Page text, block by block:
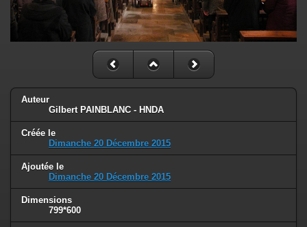
Auteur
Gilbert PAINBLANC - HNDA
Créée le
Dimanche 20 Décembre 2015
Ajoutée le
Dimanche 20 Décembre 2015
Dimensions
799*600